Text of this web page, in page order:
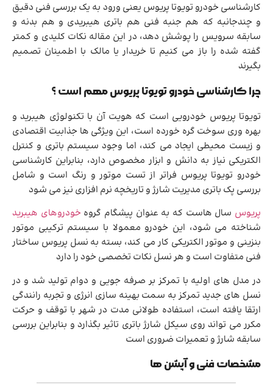
کارشناسی خودرو تویوتا پریوس یعنی ورود به یک بررسی فنی دقیق
و چندجانبه که هم جنبه فنی هم باتری هیبریدی و هم بدنه و
سابقه سرویس را پوشش دهد، در این مقاله نکات کلیدی و کمتر
گفته شده را باز می کنیم تا خریدار یا مالک با اطمینان تصمیم
بگیرند
چرا کارشناسی خودرو تویوتا پریوس مهم است ؟
تویوتا پریوس خودرویی است که هویت آن با تکنولوژی هیبرید و
بهره وری سوخت گره خورده است، این ویژگی ها جذابیت اقتصادی
و زیست محیطی ایجاد می کند، اما وجود سیستم باتری و کنترل
الکتریکی نیاز به دانش و ابزار مخصوص دارد، بنابراین کارشناسی
خودرو تویوتا پریوس فراتر از تست موتور و رنگ است و شامل
بررسی پک باتری مدیریت شارژ و تاریخچه نرم افزاری نیز می شود
پریوس سال هاست که به عنوان پیشگام گروه خودروهای هیبرید
شناخته می شود، این خودرو معمولا با سیستم ترکیبی موتور
بنزینی و موتور الکتریکی کار می کند، بسته به نسل پریوس ساختار
فنی متفاوت است و هر نسل نکات تخصصی خود را دارد
در مدل های اولیه با تمرکز بر صرفه جویی و دوام تولید شد و در
نسل های جدید تمرکز به سمت بهینه سازی انرژی و تجربه رانندگی
ارتقا یافته است، استفاده طولانی مدت در شهر با توقف و حرکت
مکرر می تواند روی سیکل شارژ باتری تاثیر بگذارد و بنابراین بررسی
سابقه شارژ و تعمیرات ضروری است
مشخصات فنی و آپشن ها